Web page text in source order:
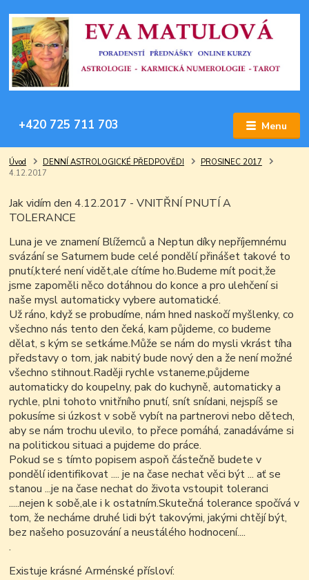
Menu
+420 725 711 703
Úvod DENNÍ ASTROLOGICKÉ PŘEDPOVĚDI
PROSINEC 2017
4.12.2017
Jak vidím den 4.12.2017 - VNITŘNÍ PNUTÍ A
TOLERANCE
Luna je ve znamení Blížemců a Neptun díky nepříjemnému
svázání se Saturnem bude celé pondělí přinášet takové to
pnutí,které není vidět,ale cítíme ho.Budeme mít pocit,že
jsme zapoměli něco dotáhnou do konce a pro ulehčení si
naše mysl automaticky vybere automatické.
Už ráno, když se probudíme, nám hned naskočí myšlenky, co
všechno nás tento den čeká, kam půjdeme, co budeme
dělat, s kým se setkáme.Může se nám do mysli vkrást tíha
představy o tom, jak nabitý bude nový den a že není možné
všechno stihnout.Raději rychle vstaneme,půjdeme
automaticky do koupelny, pak do kuchyně, automaticky a
rychle, plni tohoto vnitřního pnutí, snít snídani, nejspíš se
pokusíme si úzkost v sobě vybít na partnerovi nebo dětech,
aby se nám trochu ulevilo, to přece pomáhá, zanadáváme si
na politickou situaci a pujdeme do práce.
Pokud se s tímto popisem aspoň částečně budete v
pondělí identifikovat .... je na čase nechat věci být ... ať se
stanou ...je na čase nechat do života vstoupit toleranci
.....nejen k sobě,ale i k ostatním.Skutečná tolerance spočívá v
tom, že necháme druhé lidi být takovými, jakými chtějí být,
bez našeho posuzování a neustálého hodnocení....
.
Existuje krásné Arménské přísloví: